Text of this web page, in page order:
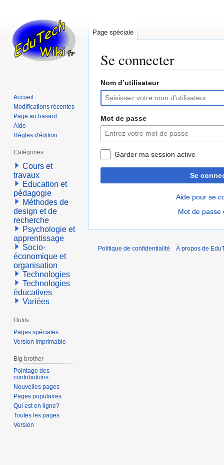
Se connecter
Aller
la
navigation
Aller
la
recherche
Nom d’utilisateur
Mot de passe
Garder ma session active
Se
Aide pour se
Mot de passe
Page spéciale
Accueil
Modifications récentes
Page au hasard
Aide
Règles d'édition
Catégories
Cours et
travaux
Education et
pédagogie
Méthodes de
design et de
recherche
Psychologie et
apprentissage
Socio-
économique et
organisation
Technologies
Technologies
éducatives
Variées
Outils
Pages spéciales
Version imprimable
Big brother
Pointage des
contributions
Nouvelles pages
Pages populaires
Qui est en ligne?
Toutes les pages
Version
Politique de confidentialité À propos de